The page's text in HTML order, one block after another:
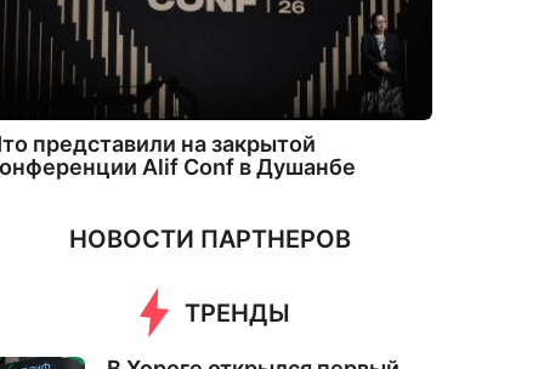
представили на закрытой
Alif Conf в Душанбе
НОВОСТИ ПАРТНЕРОВ
ТРЕНДЫ